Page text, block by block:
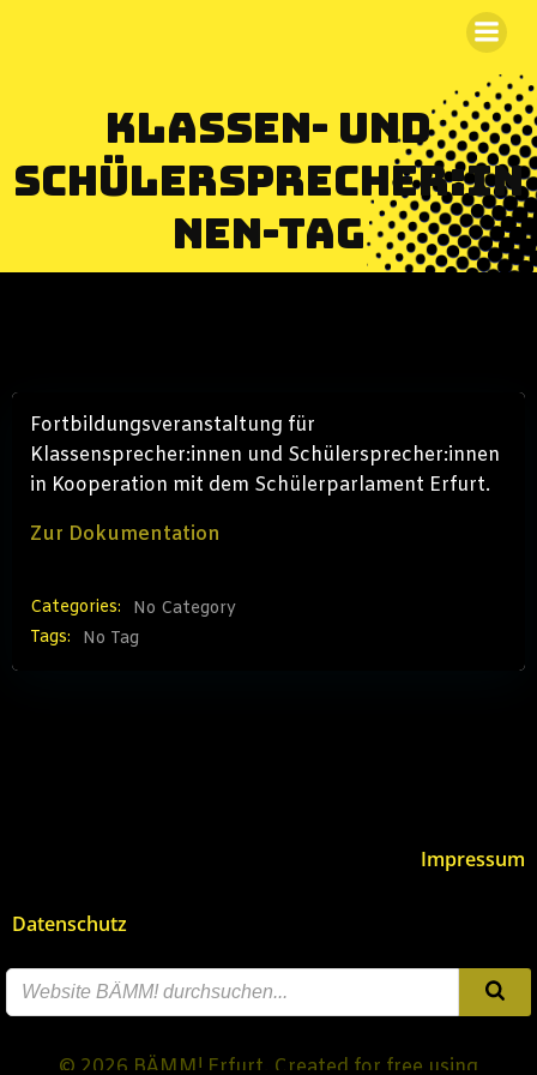
Klassen- und
Schülersprecher:in
nen-Tag
Fortbildungsveranstaltung für
Klassensprecher:innen und Schülersprecher:innen
in Kooperation mit dem Schülerparlament Erfurt.
Zur Dokumentation
Categories:
No Category
Tags:
No Tag
Impressum
Datenschutz
© 2026 BÄMM! Erfurt. Created for free using